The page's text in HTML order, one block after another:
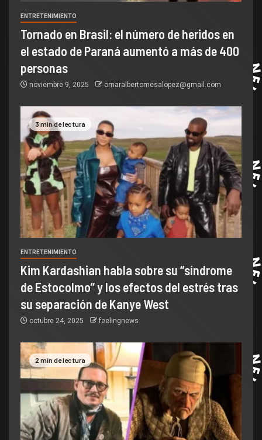
ENTRETENIMIENTO
Tornado en Brasil: el número de heridos en
el estado de Paraná aumentó a más de 400
personas
noviembre 9, 2025 omaralbertomesalopez@gmail.com
3 min de lectura
ENTRETENIMIENTO
Kim Kardashian habla sobre su “síndrome
de Estocolmo” y los efectos del estrés tras
su separación de Kanye West
octubre 24, 2025 feelingnews
2 min de lectura